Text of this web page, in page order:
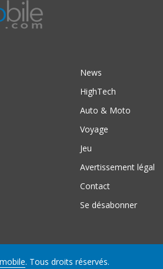
News
HighTech
Auto & Moto
Voyage
Jeu
Avertissement légal
Contact
Se désabonner
. Tous droits réservés.